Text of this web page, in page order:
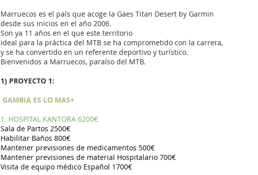
Marruecos es el país que acoge la Gaes Titan Desert by Garmin
desde sus inicios en el año 2006.
Son ya 11 años en el que este territorio
ideal para la práctica del MTB se ha comprometido con la carrera,
y se ha convertido en un referente deportivo y turístico.
Bienvenidos a Marruecos, paraíso del MTB.
1) PROYECTO 1:
GAMBIA ES LO MAS+
1. HOSPITAL KANTORA 6200€
Sala de Partos 2500€
Habilitar Baños 800€
Mantener previsiones de medicamentos 500€
Mantener previsiones de material Hospitalario 700€
Visita de equipo médico Español 1700€